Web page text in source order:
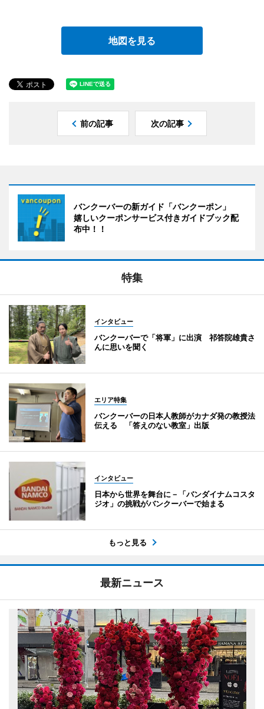
地図を見る
前の記事 次の記事
バンクーバーの新ガイド「バンクーポン」
嬉しいクーポンサービス付きガイドブック配
布中！！
特集
インタビュー
バンクーバーで「将軍」に出演 祁答院雄貴さ
んに思いを聞く
エリア特集
バンクーバーの日本人教師がカナダ発の教授法
伝える 「答えのない教室」出版
インタビュー
日本から世界を舞台に－「バンダイナムコスタ
ジオ」の挑戦がバンクーバーで始まる
もっと見る
最新ニュース